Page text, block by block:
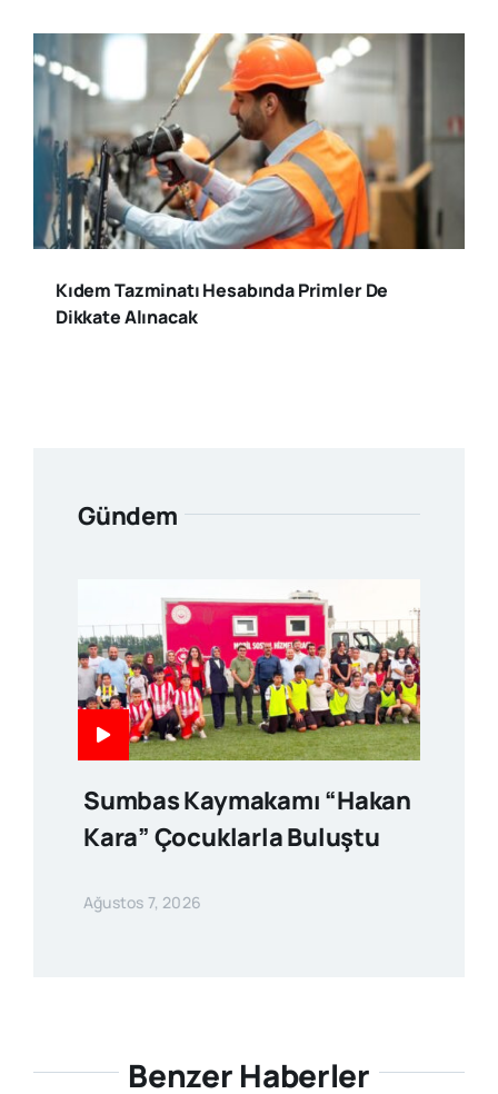
Kıdem Tazminatı Hesabında Primler De
Dikkate Alınacak
Gündem
Sumbas Kaymakamı “Hakan
Kara” Çocuklarla Buluştu
Ağustos 7, 2026
Benzer Haberler